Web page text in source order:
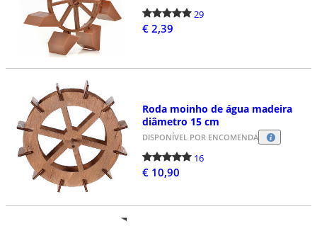
29
€ 2,39
Roda moinho de água madeira
diâmetro 15 cm
DISPONÍVEL POR ENCOMENDA
16
€ 10,90